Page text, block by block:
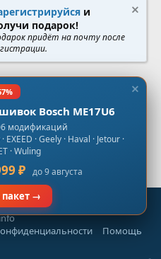
Помощь
и
подарок!
придёт на почту после
Bosch ME17U6
модификаций
EXEED · Geely · Haval · Jetour ·
· Wuling
₽ до 9 августа
пакет →